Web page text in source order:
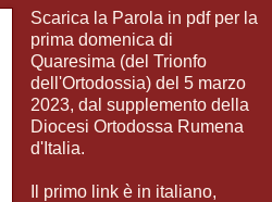
Scarica la Parola in pdf per la
prima domenica di
Quaresima (del Trionfo
dell'Ortodossia) del 5 marzo
2023, dal supplemento della
Diocesi Ortodossa Rumena
d'Italia.
Il primo link è in italiano,